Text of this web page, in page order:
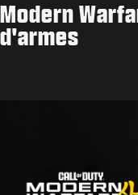
Modern
d'armes